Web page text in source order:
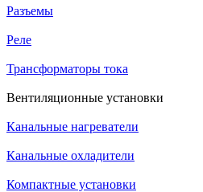
Разъемы
Реле
Трансформаторы тока
Вентиляционные установки
Канальные нагреватели
Канальные охладители
Компактные установки